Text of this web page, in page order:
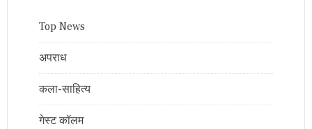
Top News
अपराध
कला-साहित्य
गेस्ट कॉलम